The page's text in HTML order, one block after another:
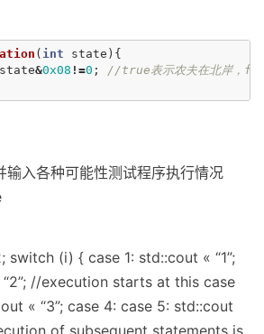
( int state ){
state&0x08 !=0 ;
//true表示农夫在北岸，
输入各种可能性测试程序执行情况
(i) { case 1: std::cout « “1”;
//execution starts at this case
« “3”; case 4: case 5: std::cout
of subsequent statements is